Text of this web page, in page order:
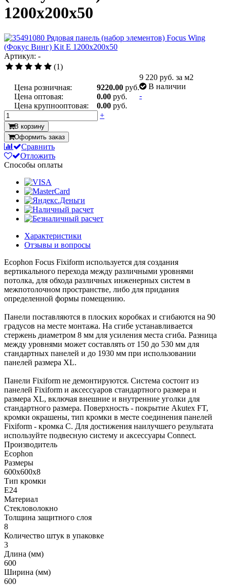
1200х200x50
Артикул: -
(1)
Цена розничная: 9220.00 руб.
Цена оптовая:
0.00 руб.
Цена крупнооптовая:
0.00 руб.
9 220 руб. за м2
В наличии
-
+
В корзину
Оформить заказ
Сравнить
Отложить
Способы оплаты
Характеристики
Отзывы и вопросы
Ecophon Focus Fixiform используется для создания
вертикального перехода между различными уровнями
потолка, для обхода различных инженерных систем в
межпотолочном пространстве, либо для придания
определенной формы помещению.
Панели поставляются в плоских коробках и сгибаются на 90
градусов на месте монтажа. На сгибе устанавливается
стержень диаметром 8 мм для усиления места сгиба. Разница
между уровнями может составлять от 150 до 530 мм для
стандартных панелей и до 1930 мм при использовании
панелей размера XL.
Панели Fixiform не демонтируются. Система состоит из
панелей Fixiform и аксессуаров стандартного размера и
размера XL, включая внешние и внутренние уголки для
стандартного размера. Поверхность - покрытие Akutex FT,
кромки окрашены, тип кромки в месте соединения панелей
Fixiform - кромка С. Для достижения наилучшего результата
используйте подвесную систему и аксессуары Connect.
Производитель
Ecophon
Размеры
600x600x8
Тип кромки
E24
Материал
Стекловолокно
Толщина защитного слоя
8
Количество штук в упаковке
3
Длина (мм)
600
Ширина (мм)
600